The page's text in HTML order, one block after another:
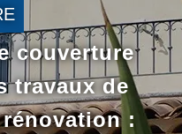
couverture
travaux de
: